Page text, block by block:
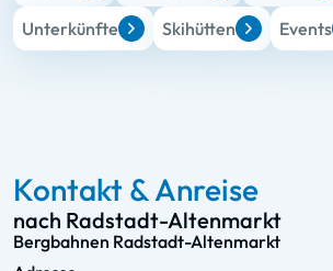
Unterkünfte
Skihütten Events
Kontakt & Anreise
nach Radstadt-Altenmarkt
Bergbahnen Radstadt-Altenmarkt